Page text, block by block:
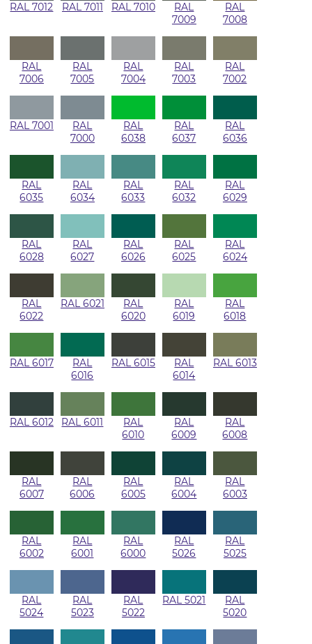
RAL 7012 RAL 7011 RAL 7010
RAL
7009
RAL
7008
RAL
7006
RAL
7005
RAL
7004
RAL
7003
RAL
7002
RAL 7001
RAL
7000
RAL
6038
RAL
6037
RAL
6036
RAL
6035
RAL
6034
RAL
6033
RAL
6032
RAL
6029
RAL
6028
RAL
6027
RAL
6026
RAL
6025
RAL
6024
RAL
6022
RAL 6021
RAL
6020
RAL
6019
RAL
6018
RAL 6017
RAL
6016
RAL 6015
RAL
6014
RAL 6013
RAL 6012 RAL 6011
RAL
6010
RAL
6009
RAL
6008
RAL
6007
RAL
6006
RAL
6005
RAL
6004
RAL
6003
RAL
6002
RAL
6001
RAL
6000
RAL
5026
RAL
5025
RAL
5024
RAL
5023
RAL
5022
RAL 5021
RAL
5020